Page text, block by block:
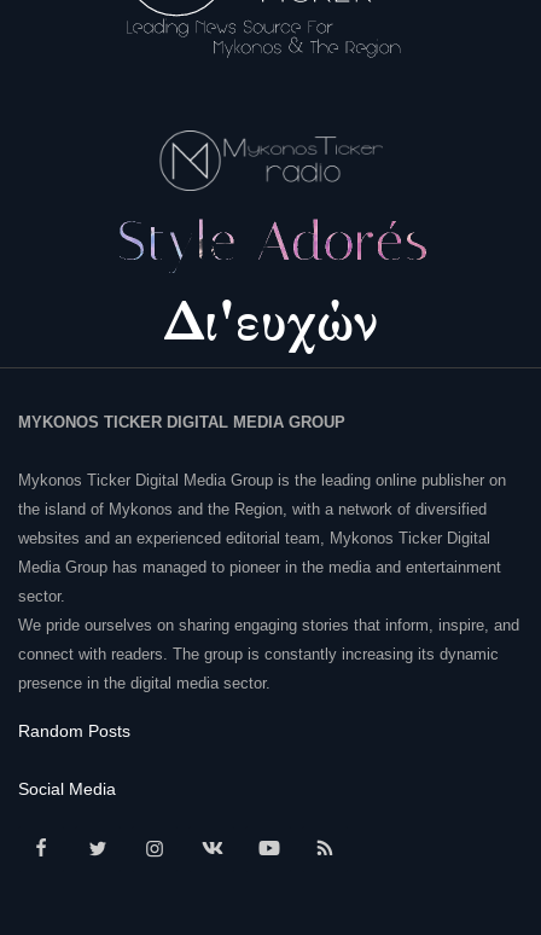
MYKONOS TICKER DIGITAL MEDIA GROUP
Mykonos Ticker Digital Media Group is the leading online publisher on
the island of Mykonos and the Region, with a network of diversified
websites and an experienced editorial team, Mykonos Ticker Digital
Media Group has managed to pioneer in the media and entertainment
sector.
We pride ourselves on sharing engaging stories that inform, inspire, and
connect with readers. The group is constantly increasing its dynamic
presence in the digital media sector.
Random Posts
Social Media